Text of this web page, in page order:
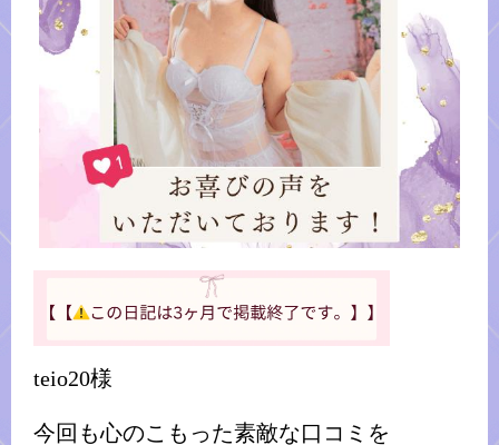
teio20様
今回も心のこもった素敵な口コミを